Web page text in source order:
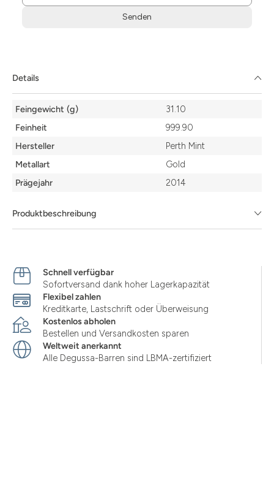
Senden
die
Zustimmung
aktivieren.
Details
Produktbeschreibung
Details
Feingewicht (g)
31.10
Feinheit
999.90
Hersteller
Perth Mint
Metallart
Gold
Prägejahr
2014
Schnell verfügbar
Sofortversand dank hoher Lagerkapazität
Flexibel zahlen
Kreditkarte, Lastschrift oder Überweisung
Kostenlos abholen
Bestellen und Versandkosten sparen
Weltweit anerkannt
Alle Degussa-Barren sind LBMA-zertifiziert